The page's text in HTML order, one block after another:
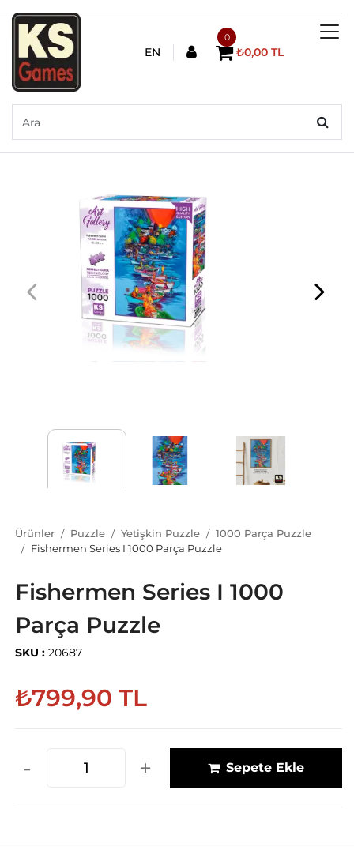
EN
0
₺0,00 TL
Ürünler Puzzle Yetişkin Puzzle
1000 Parça Puzzle
Fishermen Series I 1000 Parça Puzzle
Fishermen Series I 1000
Parça Puzzle
SKU : 20687
₺799,90 TL
- + Sepete Ekle